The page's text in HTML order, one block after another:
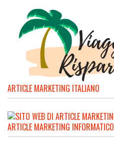
ARTICLE MARKETING ITALIANO
ARTICLE MARKETING INFORMATICO